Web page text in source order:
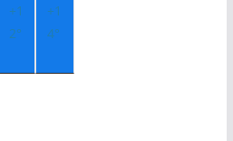
+1
2°
+1
4°